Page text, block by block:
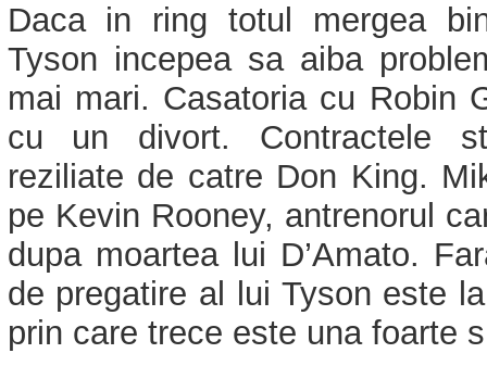
Daca in ring totul mergea
Tyson incepea sa aiba
mai mari. Casatoria cu Robin
cu un divort. Contractele
reziliate de catre Don King.
pe Kevin Rooney, antrenorul
dupa moartea lui D’Amato.
de pregatire al lui Tyson este
prin care trece este una foarte